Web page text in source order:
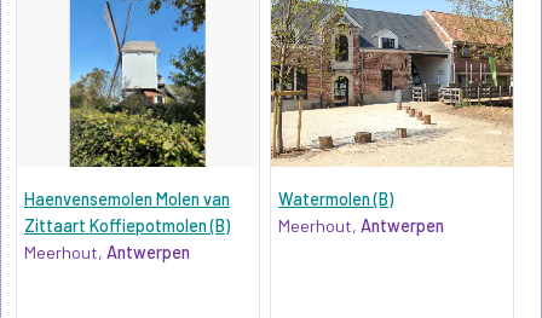
Haenvensemolen Molen van
Zittaart Koffiepotmolen (B)
Meerhout, Antwerpen
Watermolen (B)
Meerhout,Antwerpen